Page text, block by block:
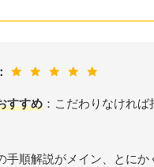
すすめ ：こだわりなけれ
手順解説がメイン、とに